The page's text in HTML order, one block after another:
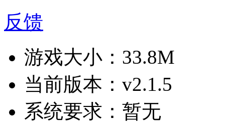
反馈
游戏大小： 33.8M
当前版本： v2.1.5
系统要求： 暂无